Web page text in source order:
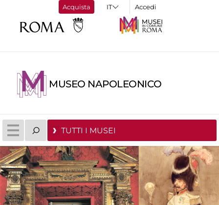
Acquista Accedi
MUSEO NAPOLEONICO
TUTTI I MUSEI